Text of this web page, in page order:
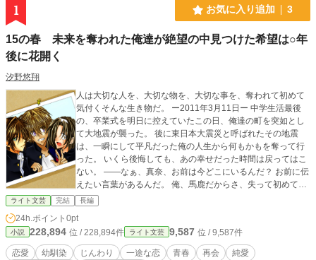
1 お気に入り追加 3
15の春 未来を奪われた俺達が絶望の中見つけた希望は○年
後に花開く
汐野悠翔
人は大切な人を、大切な物を、大切な事を、奪われて初めて
気付くそんな生き物だ。 ー2011年3月11日ー 中学生活最後
の、卒業式を明日に控えていたこの日、俺達の町を突如とし
て大地震が襲った。 後に東日本大震災と呼ばれたその地震
は、一瞬にして平凡だった俺の人生から何もかもを奪って行
った。 いくら後悔しても、あの幸せだった時間は戻ってはこ
ない。 ――なぁ、真奈、お前は今どこにいるんだ？ お前に伝
えたい言葉があるんだ。 俺、馬鹿だからさ、失って初めて気
付いたんだ。 俺はお前が好きだったんだって。 会いたい……
会いたいよ、真奈―― これは東日本大震災を題材に、当時中
学三年生だった子供達の恋と友情、そして成長を描く物語。
ライト文芸 完結 長編
24h.ポイント 0pt
小説 228,894 位 / 228,894件 ライト文芸 9,587 位 / 9,587件
恋愛 幼馴染 じんわり 一途な恋 青春 再会
純愛